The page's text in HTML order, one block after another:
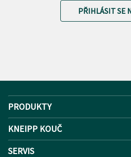
PŘIHLÁSIT SE
PRODUKTY
KNEIPP KOUČ
SERVIS